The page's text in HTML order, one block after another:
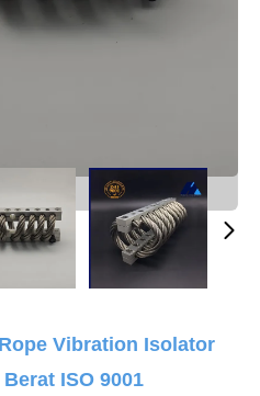
Vibration Isolator
ISO 9001